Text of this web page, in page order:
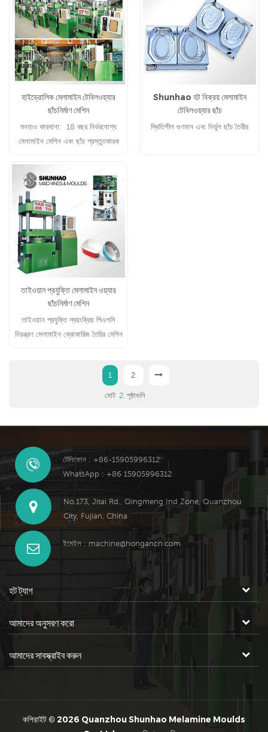
হাইড্রোলিক মেলামাইন টেবিলওয়্যার
ছাঁচনির্মাণ মেশিন
শুনহাও কারখানা: 18 বছর নির্ভরযোগ্য
মেলামাইন মেশিন এবং ছাঁচ প্রস্তুতকারক
Shunhao হট বিক্রয় মেলামাইন
টেবিলওয়্যার ছাঁচ
স্থিতিশীল গুণমান এবং নির্ভুল ছাঁচ তৈরীর
তাইওয়ান প্রযুক্তি মেলামাইন ওয়্যার
ছাঁচনির্মাণ মেশিন
তাইওয়ান প্রযুক্তি স্বয়ংক্রিয় পিএলসি
নিয়ন্ত্রণ মেলামাইন ক্রোকারিজ তৈরির মেশিন
1 2
মোট 2 পৃষ্ঠাগুলি
টেলিফোন : +86-15905996312
WhatsApp : +86 15905996312
No.173, Jitai Rd., Qingmeng Ind Zone, Quanzhou
City, Fujian, China
ইমেইল : machine@hongancn.com
হট ট্যাগ
আমাদের অনুসরণ করো
আমাদের সাবস্ক্রাইব করুন
কপিরাইট © 2026 Quanzhou Shunhao Melamine Moulds